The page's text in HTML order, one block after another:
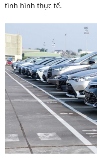
tình hình thực tế.